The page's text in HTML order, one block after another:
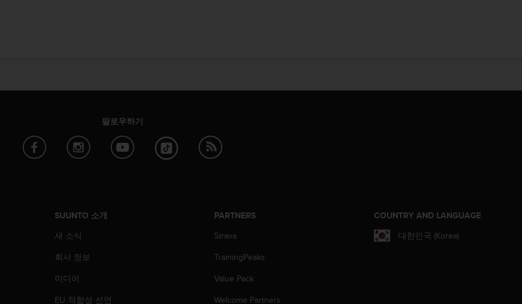
팔로우하기
SUUNTO 소개
새 소식
회사 정보
미디어
EU 적합성 선언
PARTNERS
Strava
TrainingPeaks
Value Pack
Welcome Partners
COUNTRY AND LANGUAGE
대한민국 (Korea)